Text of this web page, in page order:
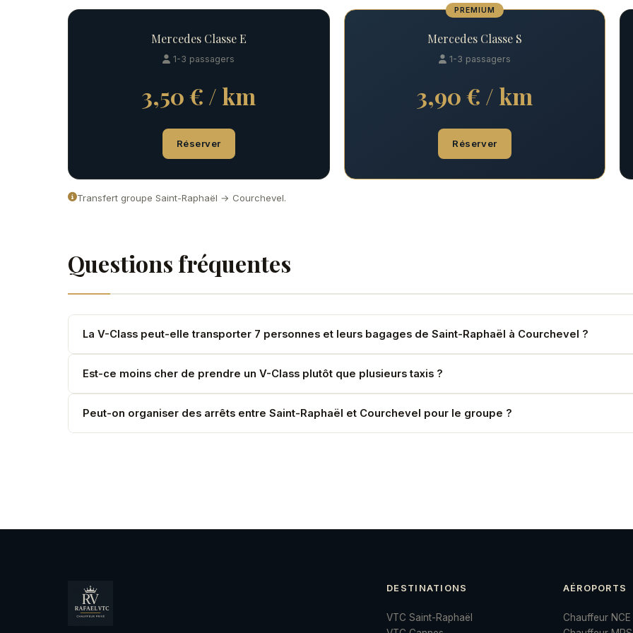
Mercedes Classe E
1-3 passagers
3,50 € / km
Réserver
PREMIUM
Mercedes Classe S
1-3 passagers
3,90 € / km
Réserver
Transfert groupe Saint-Raphaël → Courchevel.
Questions fréquentes
La V-Class peut-elle transporter 7 personnes et leurs bagages de Saint-Raphaël à Courchevel ?
Oui. La Mercedes V-Class accueille jusqu'à 7 passagers avec leurs bagages. Pour des groupes plus importants,
Est-ce moins cher de prendre un V-Class plutôt que plusieurs taxis ?
Oui. Un V-Class pour 7 personnes revient souvent moins cher que deux berlines séparées. Demandez un devis
Peut-on organiser des arrêts entre Saint-Raphaël et Courchevel pour le groupe ?
DESTINATIONS
VTC Saint-Raphaël
AÉROPORTS
Chauffeur NCE